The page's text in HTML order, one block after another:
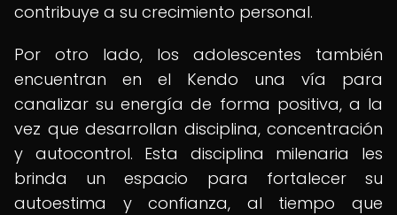
contribuye a su crecimiento personal.
Por otro lado, los adolescentes también
encuentran en el Kendo una vía para
canalizar su energía de forma positiva, a la
vez que desarrollan disciplina, concentración
y autocontrol. Esta disciplina milenaria les
brinda un espacio para fortalecer su
autoestima y confianza, al tiempo que